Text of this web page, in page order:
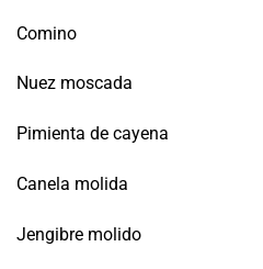
Comino
Nuez moscada
Pimienta de cayena
Canela molida
Jengibre molido